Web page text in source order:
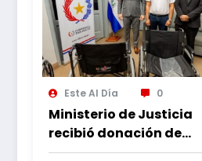
Este Al Día 0
Ministerio de Justicia
recibió donación de
sillas de ruedas para